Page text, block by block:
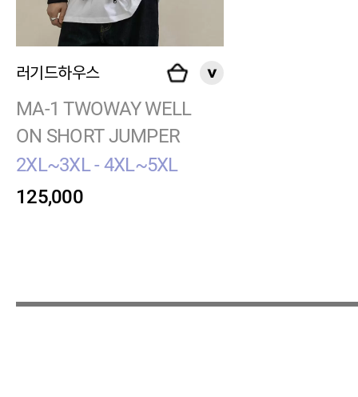
러기드하우스
MA-1 TWOWAY WELL
ON SHORT JUMPER
2XL~3XL - 4XL~5XL
125,000